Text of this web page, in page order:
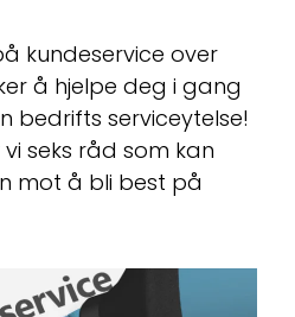
kundeservice over
å hjelpe deg i gang
bedrifts serviceytelse!
seks råd som kan
mot å bli best på